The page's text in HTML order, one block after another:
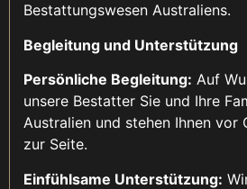
Bestattungswesen Australiens.
Begleitung und Unterstützung
Persönliche Begleitung: Auf
unsere Bestatter Sie und Ihre
Australien und stehen Ihnen vor
zur Seite.
Einfühlsame Unterstützung: